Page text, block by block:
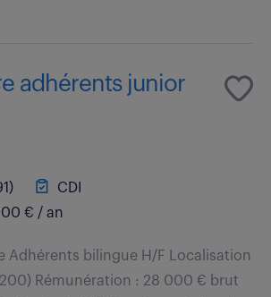
adhérents junior
CDI
€ / an
Adhérents bilingue H/F Localisation
Rémunération : 28 000 € brut